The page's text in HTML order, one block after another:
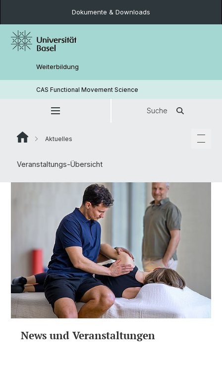
Dokumente & Downloads
Weiterbildung
CAS Functional Movement Science
Suche
Aktuelles
Veranstaltungs-Übersicht
News und Veranstaltungen